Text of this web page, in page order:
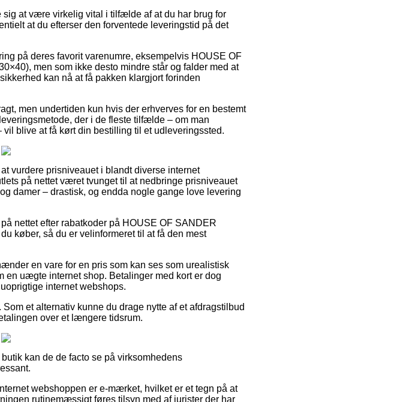
at være virkelig vital i tilfælde af at du har brug for
at du efterser den forventede leveringstid på det
på deres favorit varenumre, eksempelvis HOUSE OF
men som ikke desto mindre står og falder med at
kan nå at få pakken klargjort forinden
men undertiden kun hvis der erhverves for en bestemt
der i de fleste tilfælde – om man
blive at få kørt din bestilling til et udleveringssted.
vurdere prisniveauet i blandt diverse internet
på nettet været tvunget til at nedbringe prisniveauet
damer – drastisk, og endda nogle gange love levering
nettet efter rabatkoder på HOUSE OF SANDER
køber, så du er velinformeret til at få den mest
en vare for en pris som kan ses som urealistisk
uægte internet shop. Betalinger med kort er dog
internet webshops.
et alternativ kunne du drage nytte af et afdragstilbud
over et længere tidsrum.
kan de de facto se på virksomhedens
webshoppen er e-mærket, hvilket er et tegn på at
rutinemæssigt føres tilsyn med af jurister der har